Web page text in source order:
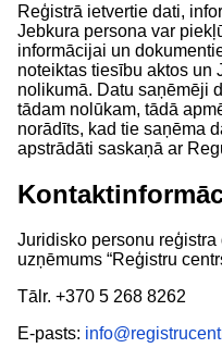
Reģistrā ietvertie dati,
Jebkura persona var
informācijai un
noteiktas tiesību aktos un
nolikumā. Datu saņēmēji
tādam nolūkam, tādā
norādīts, kad tie saņēma
apstrādāti saskaņā ar
Juridisko personu
uzņēmums “Reģistru
Tālr. +370 5 268 8262
E-pasts: